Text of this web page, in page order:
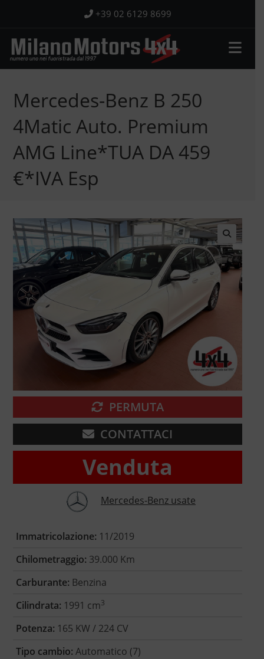
contenuto
+39 02 6129 8699
Mercedes-Benz B 250
4Matic Auto. Premium
AMG Line*TUA DA 459
€*IVA Esp
🔍
PERMUTA
CONTATTACI
Venduta
Mercedes-Benz usate
Immatricolazione: 11/2019
Chilometraggio: 39.000 Km
Carburante: Benzina
Cilindrata: 1991 cm3
Potenza: 165 KW / 224 CV
Tipo cambio: Automatico (7)